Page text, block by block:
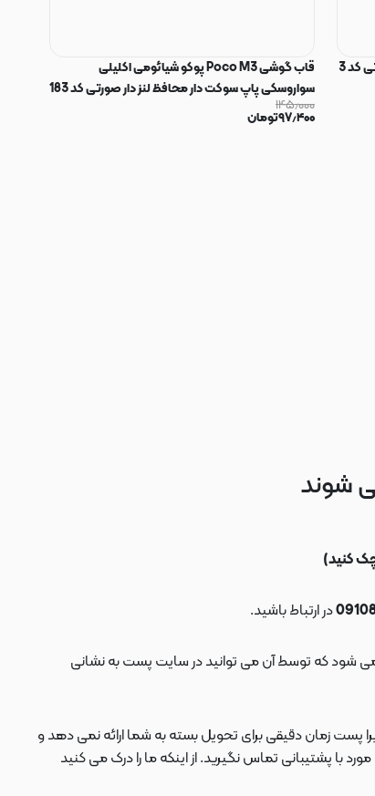
کد 3
قاب گوشی Poco M3 پوکو شیائومی اکلیلی
سواروسکی پاپ سوکت دار محافظ لنز دار صورتی کد 183
۱۴۵٫۰۰۰
۹۷٫۴۰۰تومان
شوند
در ارتباط باشید.
پست زمان دقیقی برای تحویل بسته به شما ارائه نمی دهد و
پشتیبانی تماس نگیرید. از اینکه ما را درک می کنید